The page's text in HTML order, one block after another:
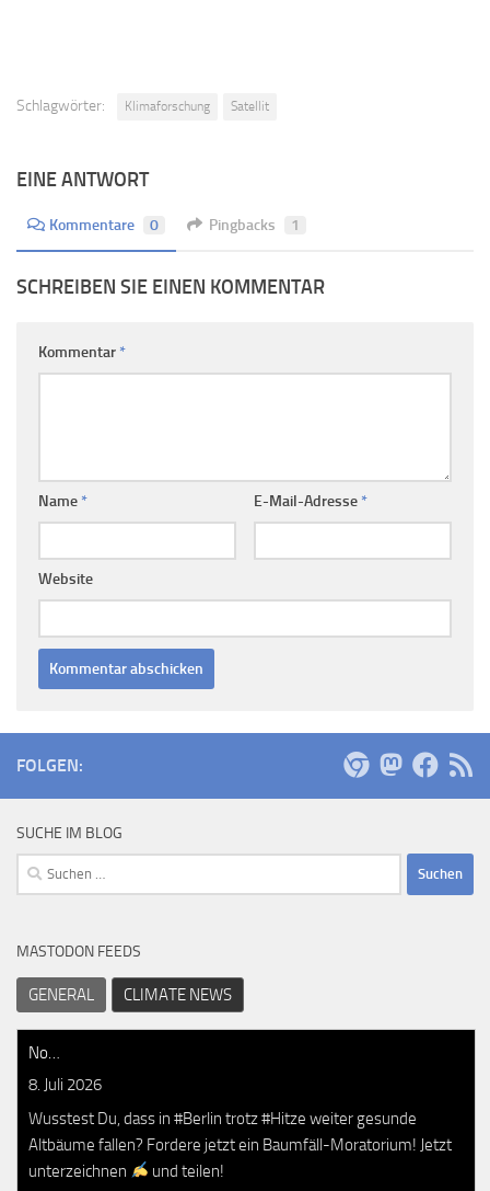
Schlagwörter: Klimaforschung Satellit
EINE ANTWORT
Kommentare 0 Pingbacks 1
SCHREIBEN SIE EINEN KOMMENTAR
Kommentar *
Name * E-Mail-Adresse *
Website
FOLGEN:
SUCHE IM BLOG
Suchen
nach:
MASTODON FEEDS
GENERAL CLIMATE NEWS
No…
8. Juli 2026
Wusstest Du, dass in #Berlin trotz #Hitze weiter gesunde
Altbäume fallen? Fordere jetzt ein Baumfäll-Moratorium! Jetzt
unterzeichnen
und teilen!